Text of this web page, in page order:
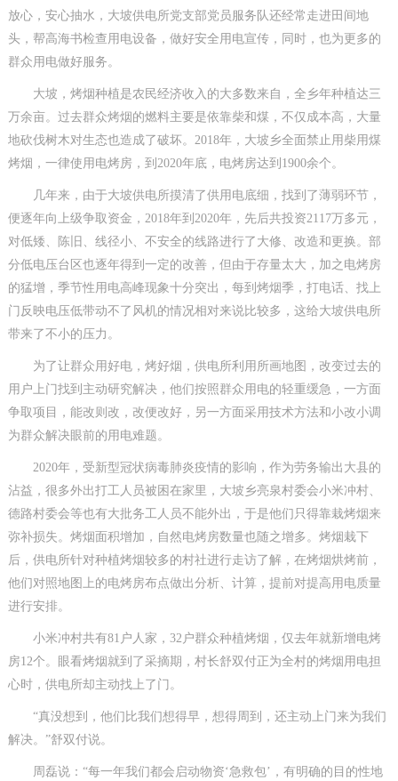
放心，安心抽水，大坡供电所党支部党员服务队还经常走进田间地
头，帮高海书检查用电设备，做好安全用电宣传，同时，也为更多的
群众用电做好服务。
大坡，烤烟种植是农民经济收入的大多数来自，全乡年种植达三
万余亩。过去群众烤烟的燃料主要是依靠柴和煤，不仅成本高，大量
地砍伐树木对生态也造成了破坏。2018年，大坡乡全面禁止用柴用煤
烤烟，一律使用电烤房，到2020年底，电烤房达到1900余个。
几年来，由于大坡供电所摸清了供用电底细，找到了薄弱环节，
便逐年向上级争取资金，2018年到2020年，先后共投资2117万多元，
对低矮、陈旧、线径小、不安全的线路进行了大修、改造和更换。部
分低电压台区也逐年得到一定的改善，但由于存量太大，加之电烤房
的猛增，季节性用电高峰现象十分突出，每到烤烟季，打电话、找上
门反映电压低带动不了风机的情况相对来说比较多，这给大坡供电所
带来了不小的压力。
为了让群众用好电，烤好烟，供电所利用所画地图，改变过去的
用户上门找到主动研究解决，他们按照群众用电的轻重缓急，一方面
争取项目，能改则改，改便改好，另一方面采用技术方法和小改小调
为群众解决眼前的用电难题。
2020年，受新型冠状病毒肺炎疫情的影响，作为劳务输出大县的
沾益，很多外出打工人员被困在家里，大坡乡亮泉村委会小米冲村、
德路村委会等也有大批务工人员不能外出，于是他们只得靠栽烤烟来
弥补损失。烤烟面积增加，自然电烤房数量也随之增多。烤烟栽下
后，供电所针对种植烤烟较多的村社进行走访了解，在烤烟烘烤前，
他们对照地图上的电烤房布点做出分析、计算，提前对提高用电质量
进行安排。
小米冲村共有81户人家，32户群众种植烤烟，仅去年就新增电烤
房12个。眼看烤烟就到了采摘期，村长舒双付正为全村的烤烟用电担
心时，供电所却主动找上了门。
“真没想到，他们比我们想得早，想得周到，还主动上门来为我们
解决。”舒双付说。
周磊说：“每一年我们都会启动物资‘急救包’，有明确的目的性地